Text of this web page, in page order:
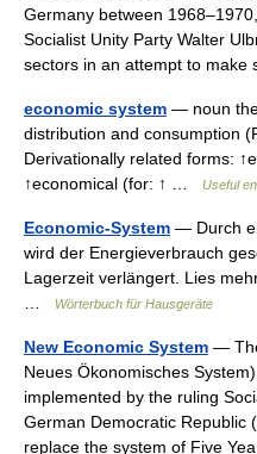
Germany between
Socialist Unity Party Walter
sectors in an attempt to
economic system — noun
distribution and consumption
Derivationally related forms:
↑economical (for: ↑ …
Useful
Economic-System — Durch
wird der Energieverbrauch
Lagerzeit verlängert. Lies
Wörterbuch für Hausgeräte
New Economic System —
Neues Ökonomisches
implemented by the ruling
German Democratic Republic
replace the system of Five